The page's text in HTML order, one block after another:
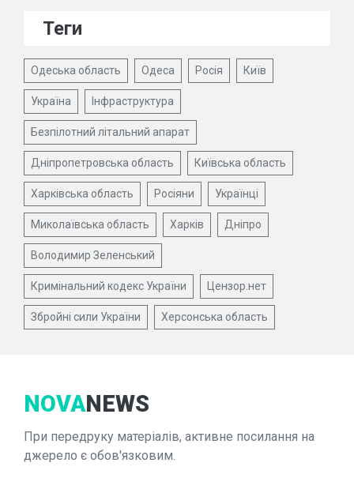
Теги
Одеська область Одеса Росія Київ
Україна Інфраструктура
Безпілотний літальний апарат
Дніпропетровська область Київська область
Харківська область Росіяни Українці
Миколаївська область Харків Дніпро
Володимир Зеленський
Кримінальний кодекс України Цензор.нет
Збройні сили України Херсонська область
NOVANEWS
При передруку матеріалів, активне посилання на
джерело є обов'язковим.